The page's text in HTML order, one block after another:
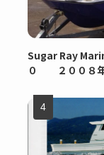
Sugar Ray
０ ２００８